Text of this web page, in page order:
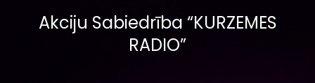
Akciju Sabiedrība “KURZEMES
RADIO”